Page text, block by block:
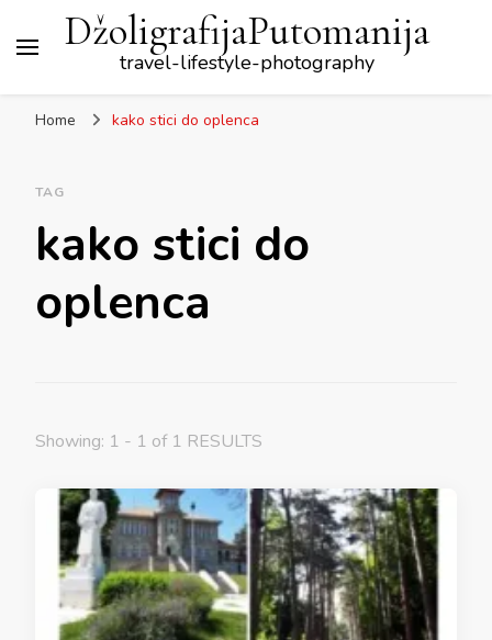
DžoligrafijaPutomanija
travel-lifestyle-photography
Home kako stici do oplenca
TAG
kako stici do
oplenca
Showing: 1 - 1 of 1 RESULTS